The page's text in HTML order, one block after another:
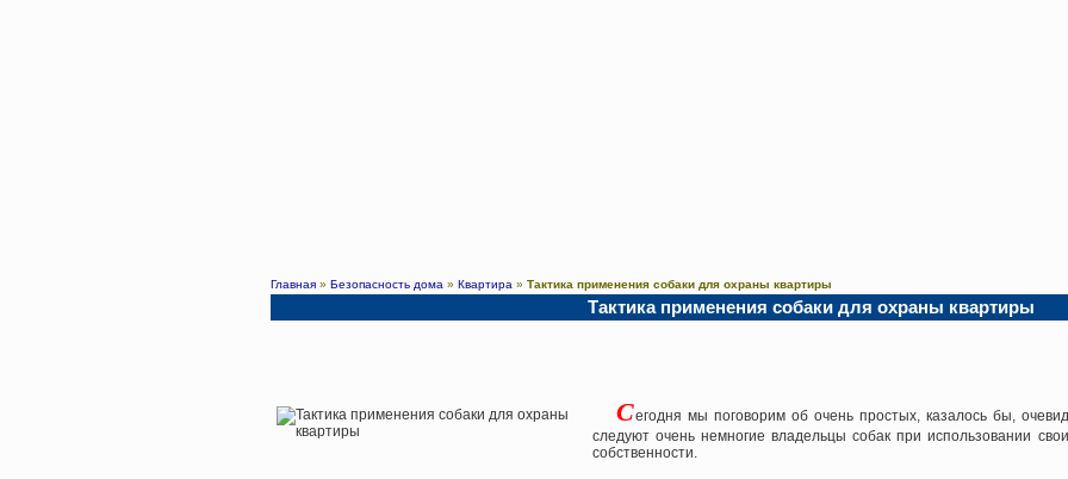
Главная » Безопасность дома » Квартира » Тактика применения собаки для охраны квартиры
Тактика применения собаки для охраны квартиры
Сегодня мы поговорим об очень простых, казалось бы,
следуют очень немногие владельцы собак при использовании
собственности.